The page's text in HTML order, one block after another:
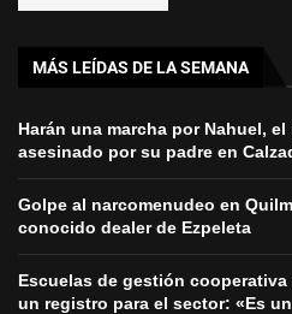
MÁS LEÍDAS DE LA SEMANA
Harán una marcha por Nahuel,
asesinado por su padre en
Golpe al narcomenudeo en
conocido dealer de Ezpeleta
Escuelas de gestión
un registro para el sector: «Es